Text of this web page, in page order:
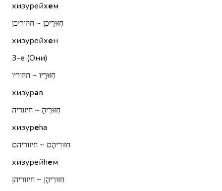
хизурейхем
חִזּוּרֵיכֶן ~ חיזוריכן
хизурейхен
3-е (Они)
חִזּוּרָיו ~ חיזוריו
хизурав
חִזּוּרֶיהָ ~ חיזוריה
хизуреhа
חִזּוּרֵיהֶם ~ חיזוריהם
хизурейhем
חִזּוּרֵיהֶן ~ חיזוריהן